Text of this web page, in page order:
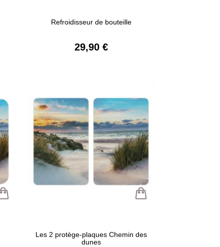
Refroidisseur de bouteille
29,90 €
Les 2 protège-plaques Chemin des
dunes